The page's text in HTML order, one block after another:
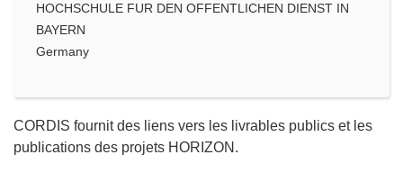
HOCHSCHULE FUR DEN OFFENTLICHEN DIENST IN
BAYERN
Germany
CORDIS fournit des liens vers les livrables publics et les
publications des projets HORIZON.